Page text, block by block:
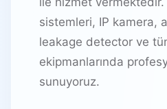
sistemleri, IP kamera,
leakage detector ve
ekipmanlarında
sunuyoruz.